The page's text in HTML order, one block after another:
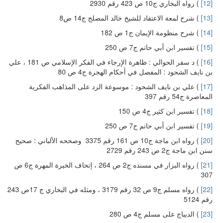
[12]
) رواه البخاري ج10 ص 423 رقم 2930
[13]
) شرح لمعة الاعتقاد للشيخ خالد المصلح ج14 ص8
[14]
) شرح منظومة الإيمان ج1 ص 182
[15]
) تفسير ابن أبي حاتم ج7 ص 250
[16]
) د سفر الحوالي : ظاهرة الإرجاء في الفكر الإسلامي ص 181 ، علي
بن نايف الشحود : المفصل في أحكام الهجرة ج4 ص 80
[17]
) علي بن نايف الشحود : موسوعة الرد على المذاهب الفكرية
المعاصرة ج54 رقم 397
[18]
) تفسير ابن كثير ج4 ص 150
[19]
) تفسير ابن أبي حاتم ج7 ص 250
[20]
) رواه ابن ماجة ج10 ص 161 رقم 3375 وصححه الألباني : صحيح
سنن ابن ماجة ج2 ص 243 رقم 2729
[21]
) رواه البزار في مسنده ج2 ص 264 ، إتحاف الخيرة المهرة ج6 ص
307
[22]
) رواه مسلم ج9 ص 32 رقم 3179 ، ومثله في البخاري ج 17ص 243
رقم 5124
[23]
) الديباج على مسلم ج4 ص 280